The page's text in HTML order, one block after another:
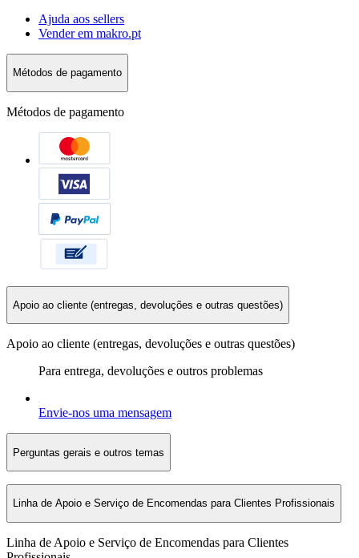
Ajuda aos sellers
Vender em makro.pt
Métodos de pagamento
Métodos de pagamento
Apoio ao cliente (entregas, devoluções e outras questões)
Apoio ao cliente (entregas, devoluções e outras questões)
Para entrega, devoluções e outros problemas
Envie-nos uma mensagem
Perguntas gerais e outros temas
Linha de Apoio e Serviço de Encomendas para Clientes Profissionais
Linha de Apoio e Serviço de Encomendas para Clientes